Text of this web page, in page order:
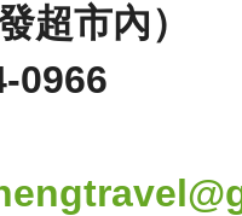
超市內）
0966